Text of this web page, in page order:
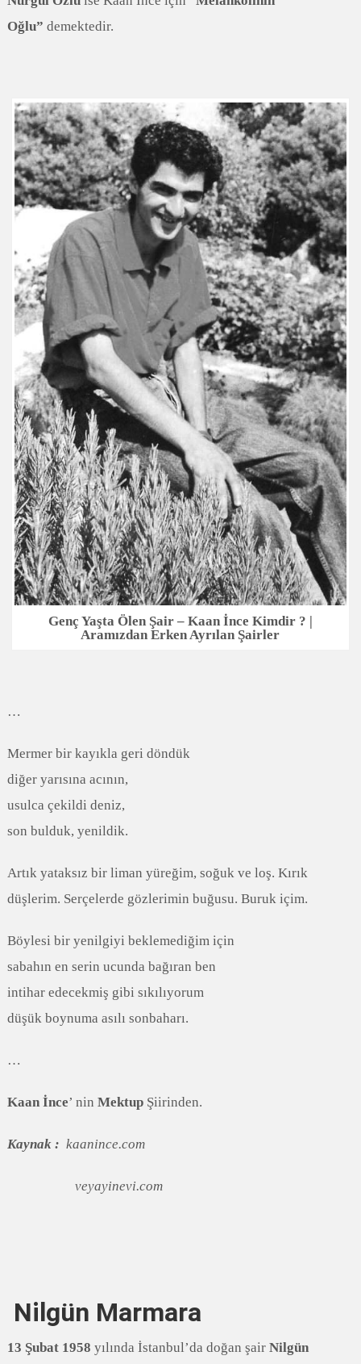
Oğlu” demektedir.
Genç Yaşta Ölen Şair – Kaan İnce Kimdir ? |
Aramızdan Erken Ayrılan Şairler
…
Mermer bir kayıkla geri döndük
diğer yarısına acının,
usulca çekildi deniz,
son bulduk, yenildik.
Artık yataksız bir liman yüreğim, soğuk ve loş. Kırık
düşlerim. Serçelerde gözlerimin buğusu. Buruk içim.
Böylesi bir yenilgiyi beklemediğim için
sabahın en serin ucunda bağıran ben
intihar edecekmiş gibi sıkılıyorum
düşük boynuma asılı sonbaharı.
…
Kaan İnce’ nin MektupŞiirinden.
Kaynak : kaanince.com
veyayinevi.com
Nilgün Marmara
13 Şubat 1958 yılında İstanbul’da doğan şairNilgün